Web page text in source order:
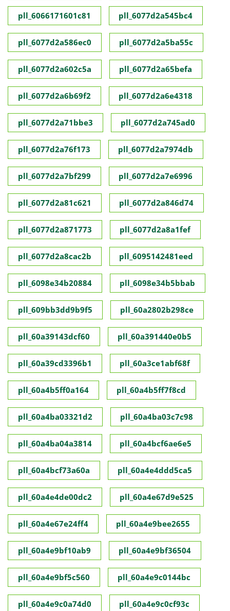
pll_6066171601c81 pll_6077d2a545bc4
pll_6077d2a586ec0 pll_6077d2a5ba55c
pll_6077d2a602c5a pll_6077d2a65befa
pll_6077d2a6b69f2 pll_6077d2a6e4318
pll_6077d2a71bbe3 pll_6077d2a745ad0
pll_6077d2a76f173 pll_6077d2a7974db
pll_6077d2a7bf299 pll_6077d2a7e6996
pll_6077d2a81c621 pll_6077d2a846d74
pll_6077d2a871773 pll_6077d2a8a1fef
pll_6077d2a8cac2b pll_6095142481eed
pll_6098e34b20884 pll_6098e34b5bbab
pll_609bb3dd9b9f5 pll_60a2802b298ce
pll_60a39143dcf60 pll_60a391440e0b5
pll_60a39cd3396b1 pll_60a3ce1abf68f
pll_60a4b5ff0a164 pll_60a4b5ff7f8cd
pll_60a4ba03321d2 pll_60a4ba03c7c98
pll_60a4ba04a3814 pll_60a4bcf6ae6e5
pll_60a4bcf73a60a pll_60a4e4ddd5ca5
pll_60a4e4de00dc2 pll_60a4e67d9e525
pll_60a4e67e24ff4 pll_60a4e9bee2655
pll_60a4e9bf10ab9 pll_60a4e9bf36504
pll_60a4e9bf5c560 pll_60a4e9c0144bc
pll_60a4e9c0a74d0 pll_60a4e9c0cf93c